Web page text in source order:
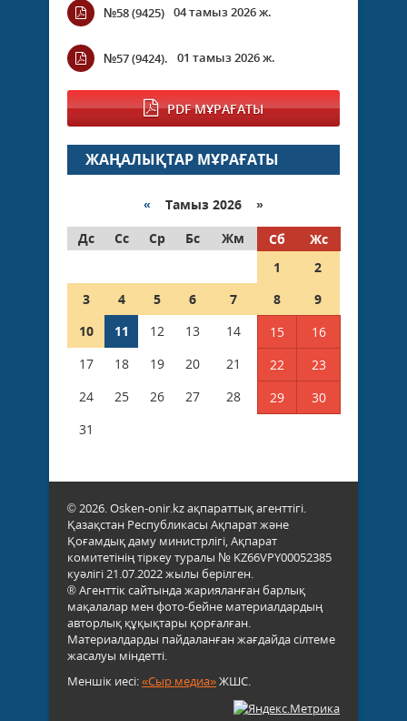
№58 (9425) 04 тамыз 2026 ж.
№57 (9424). 01 тамыз 2026 ж.
PDF МҰРАҒАТЫ
ЖАҢАЛЫҚТАР МҰРАҒАТЫ
« Тамыз 2026 »
Дс
Сс Ср Бс Жм Сб
Жс
1
2
3
4 5 6 7 8
9
10
11 12 13 14 15
16
17
18 19 20 21 22
23
24
25 26 27 28 29
30
31
© 2026. Osken-onir.kz ақпараттық агенттігі.
Қазақстан Республикасы Ақпарат және
Қоғамдық даму министрлігі, Ақпарат
комитетінің тіркеу туралы № KZ66VPY00052385
куәлігі 21.07.2022 жылы берілген.
® Агенттік сайтында жарияланған барлық
мақалалар мен фото-бейне материалдардың
авторлық құқықтары қорғалған.
Материалдарды пайдаланған жағдайда сілтеме
жасалуы міндетті.
Меншік иесі:«Сыр медиа»ЖШС.